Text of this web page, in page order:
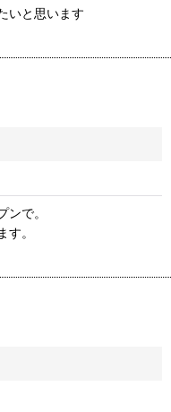
いと思います
で。
。